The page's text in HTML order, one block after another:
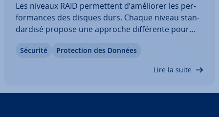
Les niveaux RAID per­met­tent d’améliorer les per­
for­mances des disques durs. Chaque niveau stan­
dar­disé propose une approche dif­fé­rente pour
niveau RAID 10 repose sur une re­don­dance
Sécurité Pro­tec­tion des Données
Lire la suite